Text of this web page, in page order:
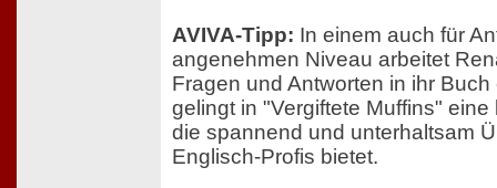
AVIVA-Tipp: In einem auch für
angenehmen Niveau arbeitet
Fragen und Antworten in ihr Buch
gelingt in "Vergiftete Muffins"
die spannend und unterhaltsam
Englisch-Profis bietet.